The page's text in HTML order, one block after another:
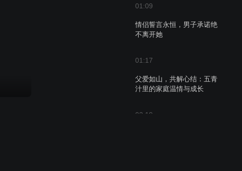
01:09
情侣誓言永恒，男子承诺绝
不离开她
01:17
父爱如山，共解心结：五青
汁里的家庭温情与成长
02:19